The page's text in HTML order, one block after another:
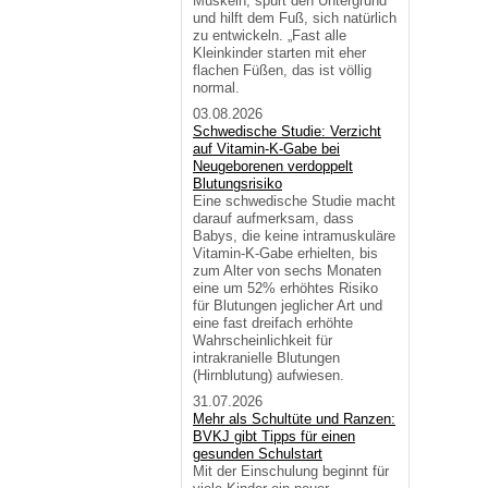
und hilft dem Fuß, sich natürlich
zu entwickeln. „Fast alle
Kleinkinder starten mit eher
flachen Füßen, das ist völlig
normal.
03.08.2026
Schwedische Studie: Verzicht
auf Vitamin-K-Gabe bei
Neugeborenen verdoppelt
Blutungsrisiko
Eine schwedische Studie macht
darauf aufmerksam, dass
Babys, die keine intramuskuläre
Vitamin-K-Gabe erhielten, bis
zum Alter von sechs Monaten
eine um 52% erhöhtes Risiko
für Blutungen jeglicher Art und
eine fast dreifach erhöhte
Wahrscheinlichkeit für
intrakranielle Blutungen
(Hirnblutung) aufwiesen.
31.07.2026
Mehr als Schultüte und Ranzen:
BVKJ gibt Tipps für einen
gesunden Schulstart
Mit der Einschulung beginnt für